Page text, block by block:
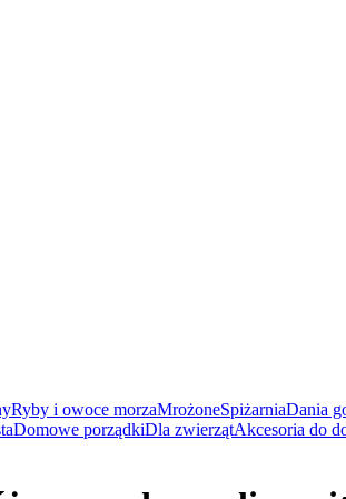
Ryby i owoce morzaMrożoneSpiżarniaDania
Domowe porządkiDla zwierzątAkcesoria do